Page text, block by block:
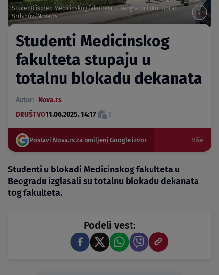
Studenti ispred Medicinskog fakulteta u Beogradu Foto: Goran
Srdanov/Nova.rs
Studenti Medicinskog
fakulteta stupaju u
totalnu blokadu dekanata
Autor: Nova.rs
DRUŠTVO11.06.2025. 14:17 5
Postavi Nova.rs za omiljeni Google izvor Više
Studenti u blokadi Medicinskog fakulteta u
Beogradu izglasali su totalnu blokadu dekanata
tog fakulteta.
Podeli vest: